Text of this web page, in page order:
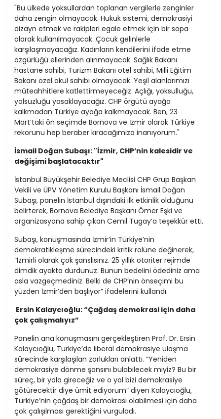
"Bu ülkede yoksullardan toplanan vergilerle zenginler
daha zengin olmayacak. Hukuk sistemi, demokrasiyi
dizayn etmek ve rakipleri egale etmek için bir sopa
olarak kullanılmayacak. Çocuk gelinlerle
karşılaşmayacağız. Kadınların kendilerini ifade etme
özgürlüğü ellerinden alınmayacak. Sağlık Bakanı
hastane sahibi, Turizm Bakanı otel sahibi, Milli Eğitim
Bakanı özel okul sahibi olmayacak. Yeşil alanlarımızı
müteahhitlere katlettirmeyeceğiz. Açlığı, yoksulluğu,
yolsuzluğu yasaklayacağız. CHP örgütü ayağa
kalkmadan Türkiye ayağa kalkmayacak. Ben, 23
Mart’taki ön seçimde Bornova ve İzmir olarak Türkiye
rekorunu hep beraber kıracağımıza inanıyorum."
İsmail Doğan Subaşı: "İzmir, CHP’nin kalesidir ve
değişimi başlatacaktır"
İstanbul Büyükşehir Belediye Meclisi CHP Grup Başkan
Vekili ve ÜPV Yönetim Kurulu Başkanı İsmail Doğan
Subaşı, panelin İstanbul dışındaki ilk etkinlik olduğunu
belirterek, Bornova Belediye Başkanı Ömer Eşki ve
organizasyona sahip çıkan Cemil Tugay’a teşekkür etti.
Subaşı, konuşmasında İzmir’in Türkiye’nin
demokratikleşme sürecindeki kritik rolüne değinerek,
“İzmirli olarak çok şanslısınız. 25 yıllık otoriter rejimde
dimdik ayakta durdunuz. Bunun bedelini ödediniz ama
asla vazgeçmediniz. Belki de CHP’nin önseçimi bu
yüzden İzmir’den başlıyor” ifadelerini kullandı.
Ersin Kalaycıoğlu: “Çağdaş demokrasi için daha
çok çalışmalıyız”
Panelin ana konuşmasını gerçekleştiren Prof. Dr. Ersin
Kalaycıoğlu, Türkiye’de liberal demokrasiye ulaşma
sürecinde karşılaşılan zorlukları anlattı. “Yeniden
demokrasiye dönme şansını bulabilecek miyiz? Bu bir
süreç, bir yola gireceğiz ve o yol bizi demokrasiye
götürecektir diye ümit ediyorum” diyen Kalaycıoğlu,
Türkiye’nin çağdaş bir demokrasi olabilmesi için daha
çok çalışılması gerektiğini vurguladı.